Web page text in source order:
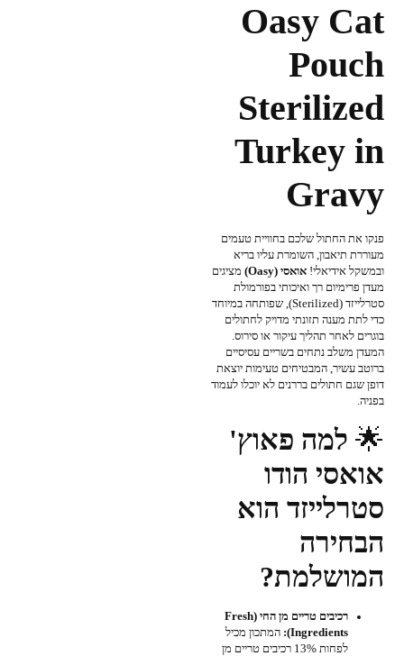
Oasy Cat
Pouch
Sterilized
Turkey in
Gravy
פנקו את החתול שלכם בחוויית טעמים
מעוררת תיאבון, השומרת עליו בריא
ובמשקל אידיאלי!אואסי (Oasy)
מציגים
מעדן פרימיום רך ואיכותי בפורמולת
סטרלייזד (Sterilized), שפותחה במיוחד
כדי לתת מענה תזונתי מדויק לחתולים
בוגרים לאחר תהליך עיקור או סירוס.
המעדן משלב נתחים בשריים עסיסיים
ברוטב עשיר, המבטיחים טעימות יוצאת
דופן שגם חתולים בררנים לא יוכלו לעמוד
בפניה.
🌟 למה פאוץ'
אואסי הודו
סטרלייזד הוא
הבחירה
המושלמת?
רכיבים טריים מן החי (Fresh
Ingredients):
המתכון מכיל
לפחות 13% רכיבים טריים מן